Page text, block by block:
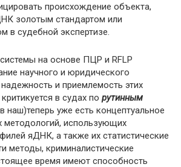
происхождение объекта,
золотым стандартом или
в судебной экспертизе.
на основе ПЦР и RFLP
научного и юридического
и приемлемость этих
в судах по рутинным
наш)теперь уже есть концептуальное
методологий, использующих
яДНК, а также их статистические
методы, криминалистические
время имеют способность